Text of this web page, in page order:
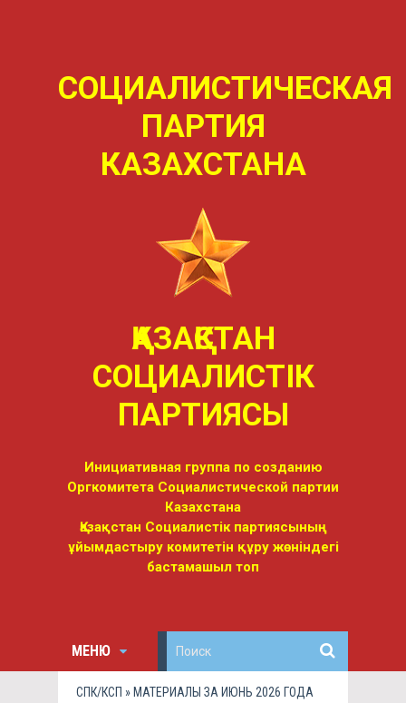
СОЦИАЛИСТИЧЕСКАЯ
ПАРТИЯ
КАЗАХСТАНА
ҚАЗАҚСТАН
СОЦИАЛИСТIК
ПАРТИЯСЫ
Инициативная группа по созданию
Оргкомитета Социалистической партии
Казахстана
Қазақстан Социалистік партиясының
ұйымдастыру комитетін құру жөніндегі
бастамашыл топ
МЕНЮ
СПК/КСП » МАТЕРИАЛЫ ЗА ИЮНЬ 2026 ГОДА